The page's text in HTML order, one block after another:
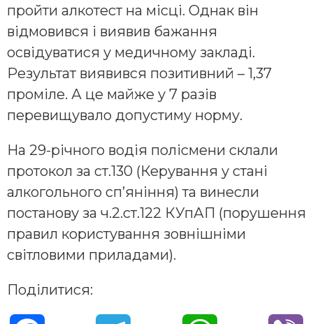
пройти алкотест на місці. Однак він
відмовився і виявив бажання
освідуватися у медичному закладі.
Результат виявився позитивний – 1,37
проміле. А це майже у 7 разів
перевищувало допустиму норму.
На 29-річного водія полісмени склали
протокол за ст.130 (Керування у стані
алкогольного сп’яніння) та винесли
постанову за ч.2.ст.122 КУпАП (порушення
правил користування зовнішніми
світловими приладами).
Поділитися: